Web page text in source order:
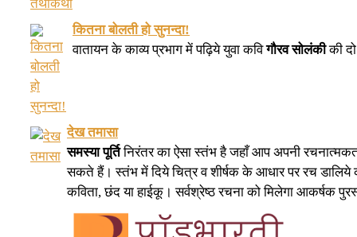
कितना बोलती हो सुनन्दा!
वातायन के काव्य प्रभाग में पढ़िये युवा कविगौरव सोलंकीकी
देख तमासा
समस्या पूर्तिनिरंतर का ऐसा स्तंभ है जहाँ आप अपनी
सकते हैं। स्तंभ में दिये चित्र व शीर्षक के आधार पर रच डालिये
कविता, छंद या हाईकू। सर्वश्रेष्ठ रचना को मिलेगा आकर्षक